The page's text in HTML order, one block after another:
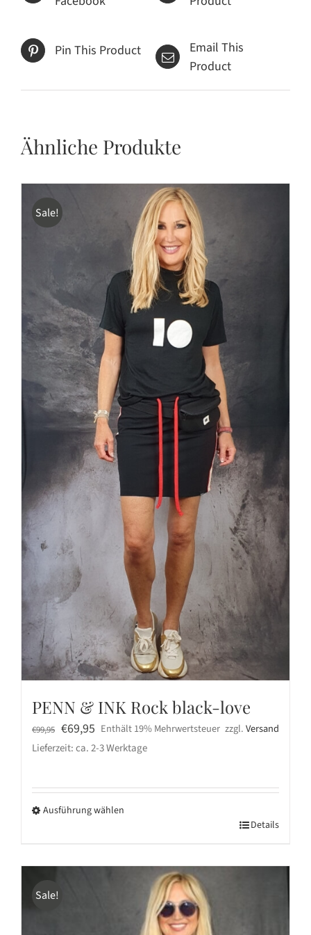
Pin This Product
Email This
Product
Ähnliche Produkte
Sale!
PENN & INK Rock black-love
€99,95 Ursprünglicher
Preis
€99,95
€69,95 Aktueller
Preis
€69,95.
Enthält 19% Mehrwertsteuer zzgl.Versand
Lieferzeit: ca. 2-3 Werktage
Ausführung wählen
weist
mehrere
Varianten
Details
Sale!